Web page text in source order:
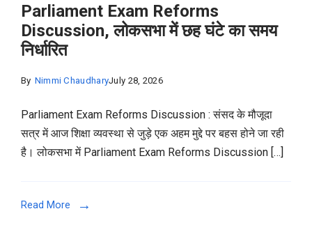
Parliament Exam Reforms
Discussion, लोकसभा में छह घंटे का समय
निर्धारित
By Nimmi ChaudharyJuly 28, 2026
Parliament Exam Reforms Discussion : संसद के मौजूदा
सत्र में आज शिक्षा व्यवस्था से जुड़े एक अहम मुद्दे पर बहस होने जा रही
है। लोकसभा में Parliament Exam Reforms Discussion […]
Read More